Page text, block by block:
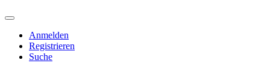
Anmelden
Registrieren
Suche